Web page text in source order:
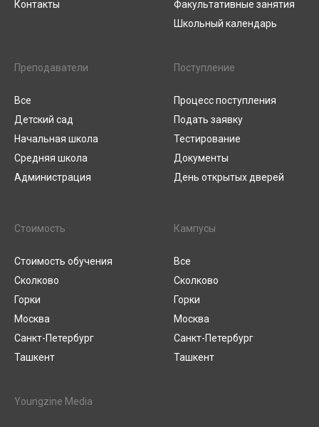
Контакты
Факультативные занятия
Школьный календарь
Преподаватели
Все
Детский сад
Начальная школа
Средняя школа
Администрация
Поступление
Процесс поступления
Подать заявку
Тестирование
Документы
День открытых дверей
Стоимость
Стоимость обучения
Сколково
Горки
Москва
Санкт-Петербург
Ташкент
Кампусы
Все
Сколково
Горки
Москва
Санкт-Петербург
Ташкент
Youngzine Media